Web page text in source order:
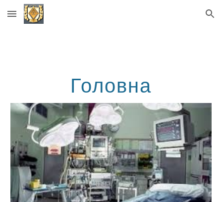
Skip to main content Skip to navigation
Головна